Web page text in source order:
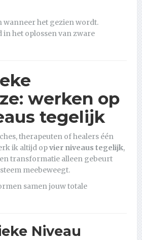
wanneer het gezien wordt.
in het oplossen van zware
werken op
tegelijk
therapeuten of healers één
ik altijd opvier niveaus tegelijk,
transformatie alleen gebeurt
meebeweegt.
samen jouw totale
Niveau